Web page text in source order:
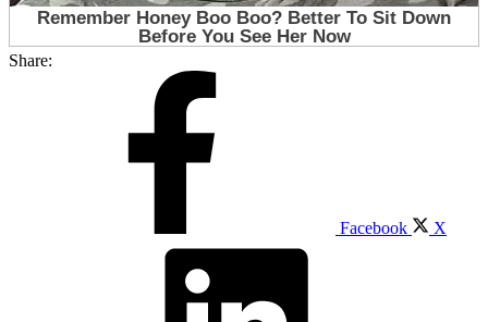
Share:
Facebook X